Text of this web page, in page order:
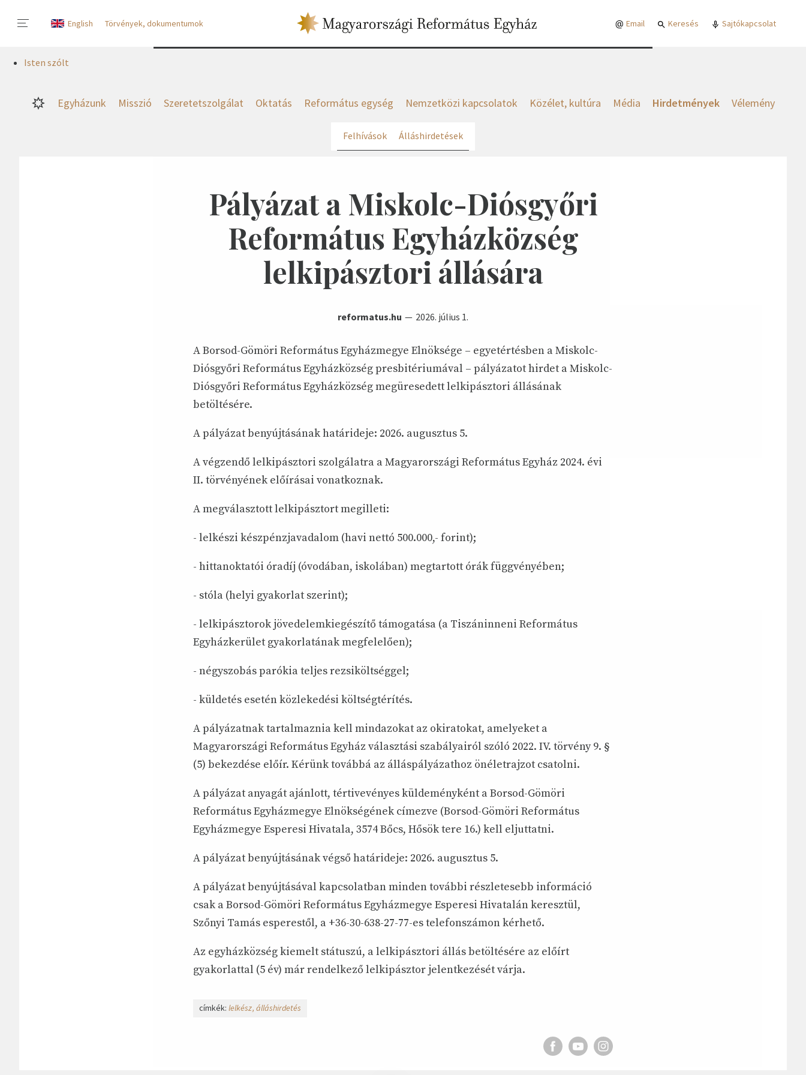
English Törvények, dokumentumok Email Keresés Sajtókapcsolat
Isten szólt
Egyházunk Misszió Szeretetszolgálat Oktatás Református egység Nemzetközi kapcsolatok Közélet, kultúra Média Hirdetmények Vélemény
Felhívások Álláshirdetések
Pályázat a Miskolc-Diósgyőri
Református Egyházközség
lelkipásztori állására
reformatus.hu 2026. július 1.
A Borsod-Gömöri Református Egyházmegye Elnöksége – egyetértésben a Miskolc-
Diósgyőri Református Egyházközség presbitériumával – pályázatot hirdet a Miskolc-
Diósgyőri Református Egyházközség megüresedett lelkipásztori állásának
betöltésére.
A pályázat benyújtásának határideje: 2026. augusztus 5.
A végzendő lelkipásztori szolgálatra a Magyarországi Református Egyház 2024. évi
II. törvényének előírásai vonatkoznak.
A megválasztott lelkipásztort megilleti:
- lelkészi készpénzjavadalom (havi nettó 500.000,- forint);
- hittanoktatói óradíj (óvodában, iskolában) megtartott órák függvényében;
- stóla (helyi gyakorlat szerint);
- lelkipásztorok jövedelemkiegészítő támogatása (a Tiszáninneni Református
Egyházkerület gyakorlatának megfelelően);
- négyszobás parókia teljes rezsiköltséggel;
- küldetés esetén közlekedési költségtérítés.
A pályázatnak tartalmaznia kell mindazokat az okiratokat, amelyeket a
Magyarországi Református Egyház választási szabályairól szóló 2022. IV. törvény 9. §
(5) bekezdése előír. Kérünk továbbá az álláspályázathoz önéletrajzot csatolni.
A pályázat anyagát ajánlott, tértivevényes küldeményként a Borsod-Gömöri
Református Egyházmegye Elnökségének címezve (Borsod-Gömöri Református
Egyházmegye Esperesi Hivatala, 3574 Bőcs, Hősök tere 16.) kell eljuttatni.
A pályázat benyújtásának végső határideje: 2026. augusztus 5.
A pályázat benyújtásával kapcsolatban minden további részletesebb információ
csak a Borsod-Gömöri Református Egyházmegye Esperesi Hivatalán keresztül,
Szőnyi Tamás esperestől, a +36-30-638-27-77-es telefonszámon kérhető.
Az egyházközség kiemelt státuszú, a lelkipásztori állás betöltésére az előírt
gyakorlattal (5 év) már rendelkező lelkipásztor jelentkezését várja.
címkék: lelkész álláshirdetés